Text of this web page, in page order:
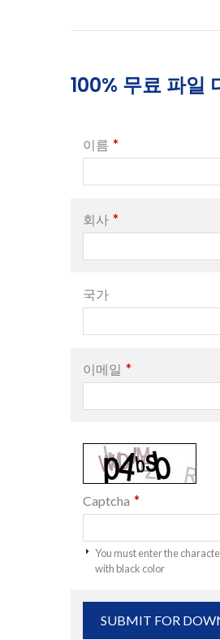
100% 무료 파일
이름 *
회사 *
국가
이메일 *
Captcha *
You must enter the
with black color